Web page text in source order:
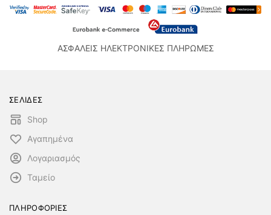
ΑΣΦΑΛΕΙΣ ΗΛΕΚΤΡΟΝΙΚΕΣ ΠΛΗΡΩΜΕΣ
ΣΕΛΙΔΕΣ
Shop
Αγαπημένα
Λογαριασμός
Ταμείο
ΠΛΗΡΟΦΟΡΙΕΣ